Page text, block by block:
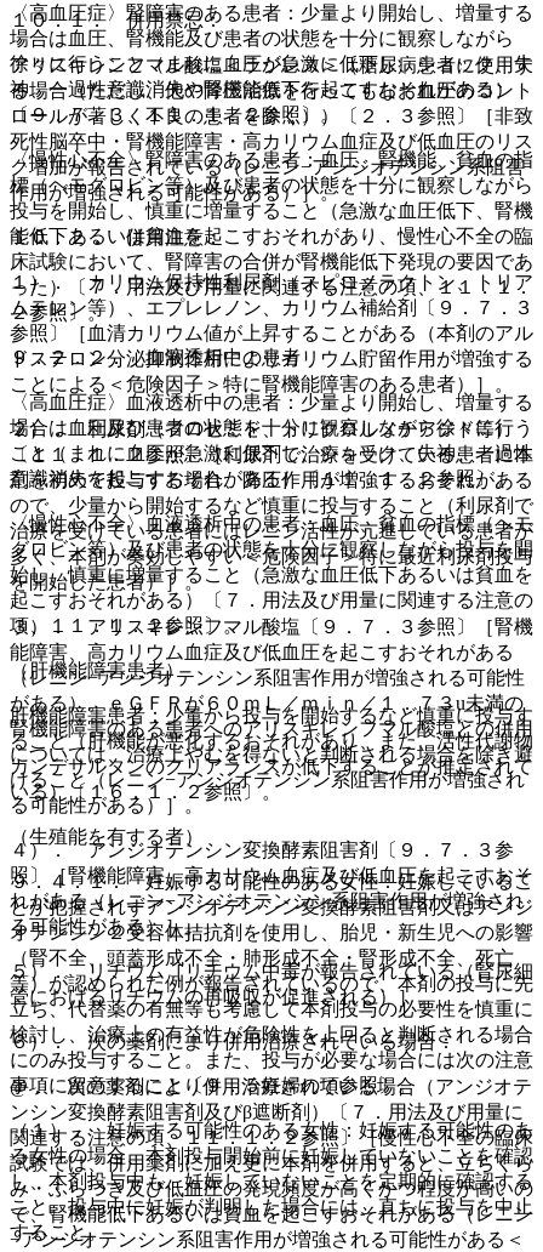
１０．１． 併用禁忌：
アリスキレンフマル酸塩＜ラジレス＞（糖尿病患者に使用す
る場合（ただし、他の降圧治療を行ってもなお血圧のコント
ロールが著しく不良の患者を除く））〔２．３参照〕［非致
死性脳卒中・腎機能障害・高カリウム血症及び低血圧のリス
ク増加が報告されている（レニン−アンジオテンシン系阻害
作用が増強される可能性がある）］。
１０．２． 併用注意：
１）． カリウム保持性利尿剤（スピロノラクトン、トリア
ムテレン等）、エプレレノン、カリウム補給剤〔９．７．３
参照〕［血清カリウム値が上昇することがある（本剤のアル
ドステロン分泌抑制作用によりカリウム貯留作用が増強する
ことによる＜危険因子＞特に腎機能障害のある患者）］。
２）． 利尿剤（フロセミド、トリクロルメチアジド等）
〔１１．１．２参照〕［利尿剤で治療を受けている患者に本
剤を初めて投与する場合、降圧作用が増強するおそれがある
ので、少量から開始するなど慎重に投与すること（利尿剤で
治療を受けている患者にはレニン活性が亢進している患者が
多く、本剤が奏効しやすい＜危険因子＞特に最近利尿剤投与
を開始した患者）］。
３）． アリスキレンフマル酸塩〔９．７．３参照〕［腎機
能障害、高カリウム血症及び低血圧を起こすおそれがある
（レニン−アンジオテンシン系阻害作用が増強される可能性
がある）。ｅＧＦＲが６０ｍＬ／ｍｉｎ／１．７３u未満の
腎機能障害のある患者へのアリスキレンフマル酸塩との併用
については、治療上やむを得ないと判断される場合を除き避
けること（レニン−アンジオテンシン系阻害作用が増強され
る可能性がある）］。
４）． アンジオテンシン変換酵素阻害剤〔９．７．３参
照〕［腎機能障害、高カリウム血症及び低血圧を起こすおそ
れがある（レニン−アンジオテンシン系阻害作用が増強され
る可能性がある）］。
５）． リチウム［リチウム中毒が報告されている（腎尿細
管におけるリチウムの再吸収が促進される）］。
６）． 次の薬剤により併用治療されている場合：
@． 次の薬剤により併用治療されている場合（アンジオテ
ンシン変換酵素阻害剤及びβ遮断剤）〔７．用法及び用量に
関連する注意の項、１１．１．２参照〕［慢性心不全の臨床
試験では、併用薬剤に加え更に本剤を併用すると、立ちくら
み・ふらつき及び低血圧の発現頻度が高くかつ程度が高いの
で、腎機能低下あるいは貧血を起こすおそれがある（レニン
−アンジオテンシン系阻害作用が増強される可能性がある＜
〈高血圧症〉腎障害のある患者：少量より開始し、増量する
場合は血圧、腎機能及び患者の状態を十分に観察しながら
徐々に行うこと（まれに血圧が急激に低下し、ショック、失
神、一過性意識消失や腎機能低下を起こすおそれがある）
〔９．７．３、１１．１．２参照〕。
〈慢性心不全〉腎障害のある患者：血圧、腎機能、貧血の指
標（ヘモグロビン等）及び患者の状態を十分に観察しながら
投与を開始し、慎重に増量すること（急激な血圧低下、腎機
能低下あるいは貧血を起こすおそれがあり、慢性心不全の臨
床試験において、腎障害の合併が腎機能低下発現の要因であ
った）〔７．用法及び用量に関連する注意の項、１１．１．
２参照〕。
９．２．２． 血液透析中の患者
〈高血圧症〉血液透析中の患者：少量より開始し、増量する
場合は血圧及び患者の状態を十分に観察しながら徐々に行う
こと（まれに血圧が急激に低下し、ショック、失神、一過性
意識消失を起こすおそれがある）〔１１．１．２参照〕。
〈慢性心不全〉血液透析中の患者：血圧、貧血の指標（ヘモ
グロビン等）及び患者の状態を十分に観察しながら投与を開
始し、慎重に増量すること（急激な血圧低下あるいは貧血を
起こすおそれがある）〔７．用法及び用量に関連する注意の
項、１１．１．２参照〕。
（肝機能障害患者）
肝機能障害患者：少量から投与を開始するなど慎重に投与す
ること（肝機能が悪化するおそれがあり、また、活性代謝物
カンデサルタンのクリアランスが低下することが推定されて
いる）〔１６．１．２参照〕。
（生殖能を有する者）
９．４．１． 妊娠する可能性のある女性：妊娠しているこ
とが把握されずアンジオテンシン変換酵素阻害剤又はアンジ
オテンシン２受容体拮抗剤を使用し、胎児・新生児への影響
（腎不全、頭蓋形成不全・肺形成不全・腎形成不全、死亡
等）が認められた例が報告されているので、本剤の投与に先
立ち、代替薬の有無等も考慮して本剤投与の必要性を慎重に
検討し、治療上の有益性が危険性を上回ると判断される場合
にのみ投与すること。また、投与が必要な場合には次の注意
事項に留意すること〔９．５妊婦の項参照〕。
（１）． 妊娠する可能性のある女性：妊娠する可能性のあ
る女性の場合、本剤投与開始前に妊娠していないことを確認
し、本剤投与中も、妊娠していないことを定期的に確認する
こと。投与中に妊娠が判明した場合には、直ちに投与を中止
すること。